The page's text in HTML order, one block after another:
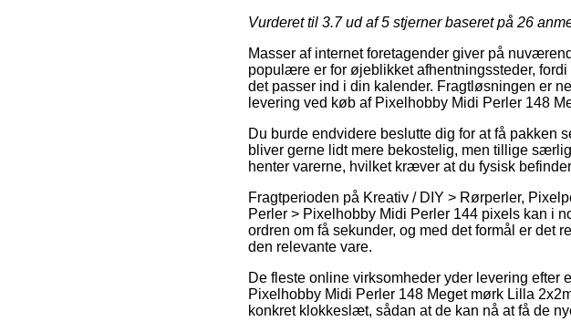
Vurderet til 3.7ud af 5 stjerner baseret på 26
Masser af internet foretagender giver på
populære er for øjeblikket afhentningssteder,
det passer ind i din kalender. Fragtløsningen er
levering ved køb af Pixelhobby Midi Perler 148
Du burde endvidere beslutte dig for at få pakken
bliver gerne lidt mere bekostelig, men tillige
henter varerne, hvilket kræver at du fysisk
Fragtperioden på Kreativ / DIY > Rørperler,
Perler > Pixelhobby Midi Perler 144 pixels kan i
ordren om få sekunder, og med det formål er det
den relevante vare.
De fleste online virksomheder yder levering
Pixelhobby Midi Perler 148 Meget mørk Lilla
konkret klokkeslæt, sådan at de kan nå at få de